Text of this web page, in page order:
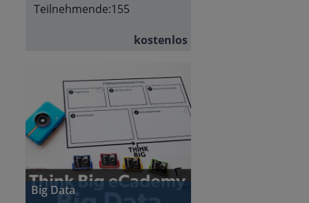
Teilnehmende:155
kostenlos
Big Data